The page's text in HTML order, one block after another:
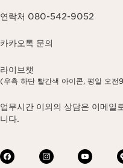
연락처 080-542-9052
카카오톡 문의
라이브챗
(우측 하단 빨간색 아이콘, 평일 오전
업무시간 이외의 상담은 이메일
니다.